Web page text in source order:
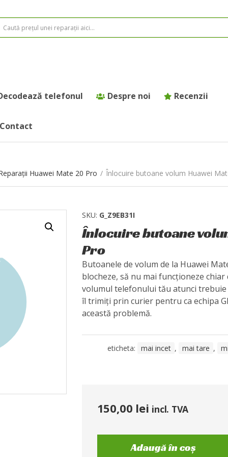
telefonul Despre noi Recenzii
Contact
Huawei Mate 20 Pro / Înlocuire butoane volum Huawei
SKU: G_Z9EB31I
Înlocuire butoane
Pro
Butoanele de volum de la Huawei
blocheze, să nu mai funcționeze
volumul telefonului tău atunci
îl trimiți prin curier pentru ca echipa
această problemă.
eticheta: mai incet , mai tare ,
150,00 lei incl. TVA
Adaugă în coș